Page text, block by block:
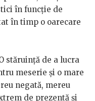
în funcție de
în timp o oarecare
stăruință de a lucra
meserie și o mare
negată, mereu
de prezentă și